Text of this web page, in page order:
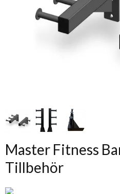
Master Fitness
Tillbehör